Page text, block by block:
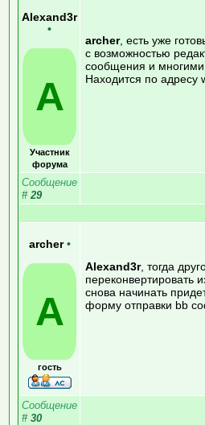
Alexand3r
•
A
Участник
форума
archer, есть уже
с возможностью
сообщения и
Находится по адресу
Сообщение
# 29
archer •
A
гость
Alexand3r, тогда
переконвертировать
снова начинать
форму отправки bb
Сообщение
# 30